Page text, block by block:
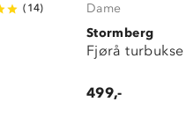
( 14) Dame
Stormberg
Fjørå turbukse
499,-